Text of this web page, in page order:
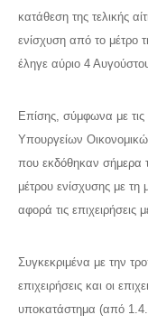
κατάθεση της τελικής
ενίσχυση από το
έληγε αύριο 4
Επίσης, σύμφωνα με
Υπουργείων
που εκδόθηκαν σήμερα
μέτρου ενίσχυσης με
αφορά τις επιχειρήσεις
Συγκεκριμένα με την
επιχειρήσεις και οι
υποκατάστημα (από